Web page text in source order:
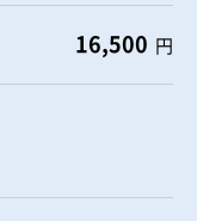
16,500 円